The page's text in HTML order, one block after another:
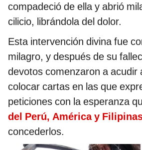
compadeció de ella y abrió
cilicio, librándola del dolor.
Esta intervención divina fue
milagro, y después de su
devotos comenzaron a acudir
colocar cartas en las que
peticiones con la esperanza
del Perú, América y
concederlos.